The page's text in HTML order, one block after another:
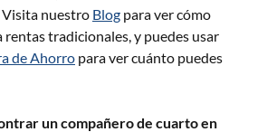
Visita nuestro Blog para ver cómo
rentas tradicionales, y puedes usar
de Ahorro para ver cuánto puedes
un compañero de cuarto en